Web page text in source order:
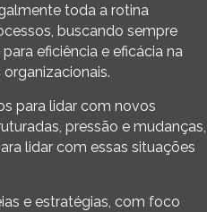
toda a rotina
buscando sempre
eficiência e eficácia na
para lidar com novos
pressão e mudanças,
lidar com essas situações
e estratégias, com foco